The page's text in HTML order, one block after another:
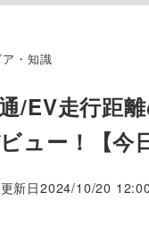
ア・知識
/EV走行距
ュー！【今
更新日2024/10/20